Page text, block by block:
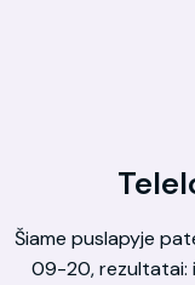
Šiame puslapyje
09-20, rezultatai: